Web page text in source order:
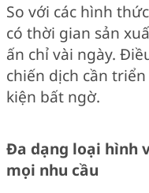
So với các hình
có thời gian sản
ấn chỉ vài ngày.
chiến dịch cần
kiện bất ngờ.
Đa dạng loại hình
mọi nhu cầu